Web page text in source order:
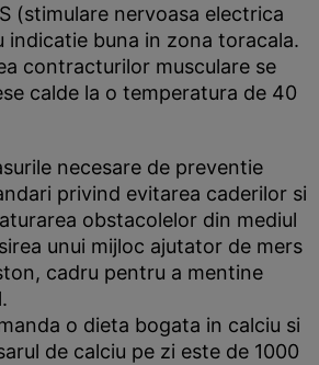
(stimulare nervoasa electrica
buna in zona toracala.
contracturilor musculare se
calde la o temperatura de 40
necesare de preventie
privind evitarea caderilor si
obstacolelor din mediul
unui mijloc ajutator de mers
cadru pentru a mentine
o dieta bogata in calciu si
de calciu pe zi este de 1000